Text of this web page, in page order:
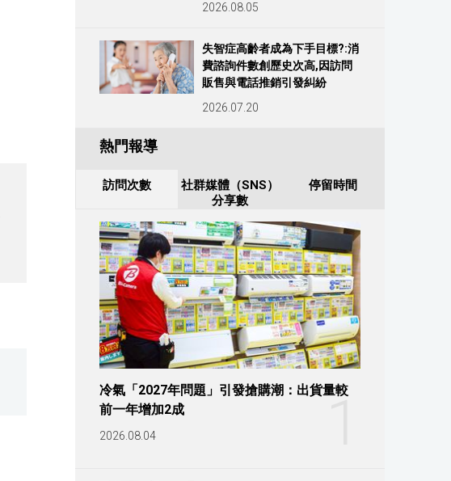
2026.08.05
失智症高齡者成為下手目標?:消
費諮詢件數創歷史次高,因訪問
販售與電話推銷引發糾紛
2026.07.20
熱門報導
訪問次數
社群媒體（SNS）
分享數
停留時間
冷氣「2027年問題」引發搶購潮：出貨量較
前一年增加2成
2026.08.04